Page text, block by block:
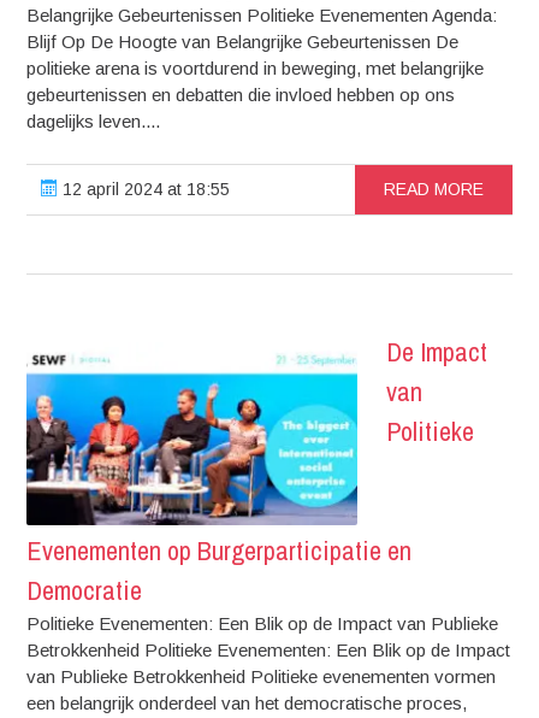
Belangrijke Gebeurtenissen Politieke Evenementen Agenda:
Blijf Op De Hoogte van Belangrijke Gebeurtenissen De
politieke arena is voortdurend in beweging, met belangrijke
gebeurtenissen en debatten die invloed hebben op ons
dagelijks leven....
12 april 2024 at 18:55 READ MORE
De Impact
van
Politieke
Evenementen op Burgerparticipatie en
Democratie
Politieke Evenementen: Een Blik op de Impact van Publieke
Betrokkenheid Politieke Evenementen: Een Blik op de Impact
van Publieke Betrokkenheid Politieke evenementen vormen
een belangrijk onderdeel van het democratische proces,